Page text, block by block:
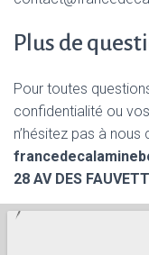
Plus de
Pour toutes
confidentialité ou
n’hésitez pas à
28 AV DES